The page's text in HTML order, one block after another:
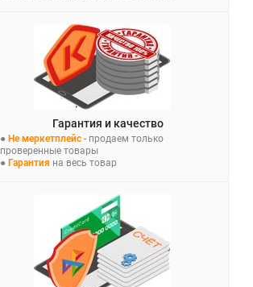
Гарантия и качество
● Не меркетплейс - продаем только
проверенные товары
● Гарантия на весь товар